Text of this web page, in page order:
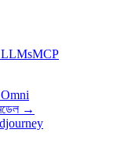
MCP
→